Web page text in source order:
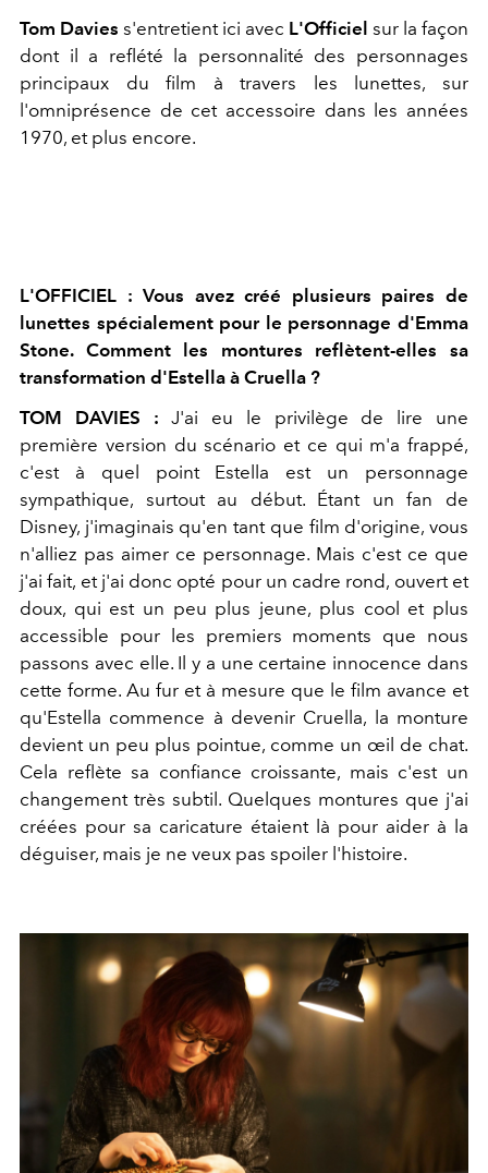
Tom Davies s'entretient ici avec L'Officiel sur la façon
dont il a reflété la personnalité des personnages
principaux du film à travers les lunettes, sur
l'omniprésence de cet accessoire dans les années
1970, et plus encore.
L'OFFICIEL : Vous avez créé plusieurs paires de
lunettes spécialement pour le personnage d'Emma
Stone. Comment les montures reflètent-elles sa
transformation d'Estella à Cruella ?
TOM DAVIES : J'ai eu le privilège de lire une
première version du scénario et ce qui m'a frappé,
c'est à quel point Estella est un personnage
sympathique, surtout au début. Étant un fan de
Disney, j'imaginais qu'en tant que film d'origine, vous
n'alliez pas aimer ce personnage. Mais c'est ce que
j'ai fait, et j'ai donc opté pour un cadre rond, ouvert et
doux, qui est un peu plus jeune, plus cool et plus
accessible pour les premiers moments que nous
passons avec elle. Il y a une certaine innocence dans
cette forme. Au fur et à mesure que le film avance et
qu'Estella commence à devenir Cruella, la monture
devient un peu plus pointue, comme un œil de chat.
Cela reflète sa confiance croissante, mais c'est un
changement très subtil. Quelques montures que j'ai
créées pour sa caricature étaient là pour aider à la
déguiser, mais je ne veux pas spoiler l'histoire.